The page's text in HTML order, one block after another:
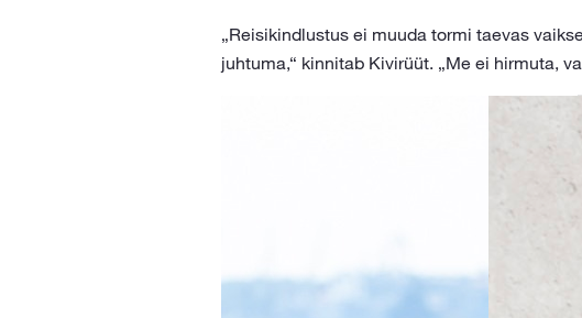
„Reisikindlustus ei muuda tormi taevas
juhtuma,“ kinnitab Kivirüüt. „Me ei hirmuta,